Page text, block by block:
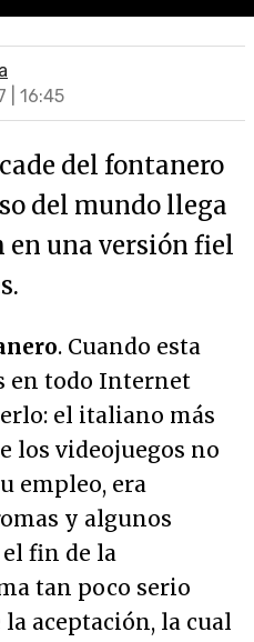
| 16:45
del fontanero
del mundo llega
una versión fiel
. Cuando esta
en todo Internet
el italiano más
los videojuegos no
empleo, era
y algunos
fin de la
tan poco serio
aceptación, la cual